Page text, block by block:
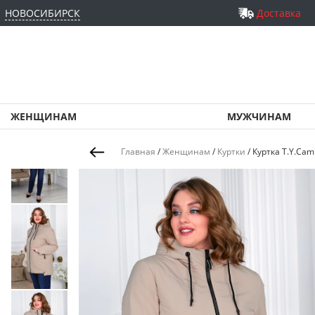
НОВОСИБИРСК Доставка
ЖЕНЩИНАМ МУЖЧИНАМ
Главная /Женщинам / Куртки / Куртка